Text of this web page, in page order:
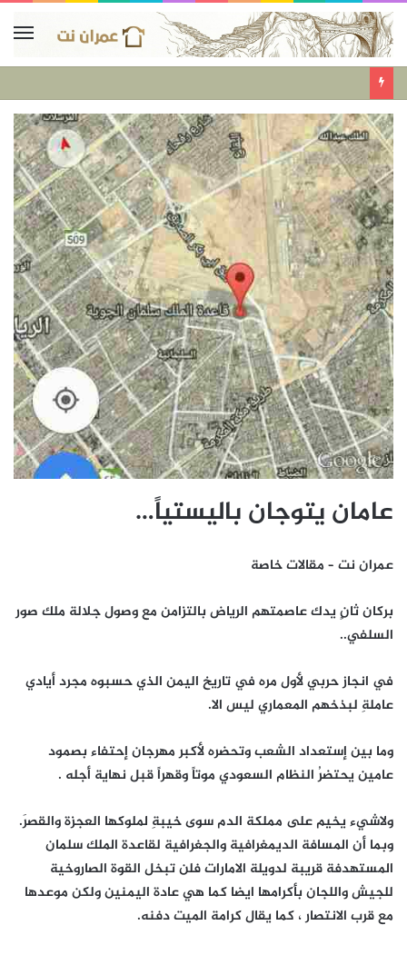
عامان يتوجان باليستياً…
عمران نت – مقالات خاصة
بركان ثانٍ يدك عاصمتهم الرياض بالتزامن مع وصول جلالة ملك صور
السلفي..
في انجاز حربي لأول مره في تاريخ اليمن الذي حسبوه مجرد أيادي
عاملةِ لبذخهم المعماري ليس الا.
وما بين إستعداد الشعب وتحضره لأكبر مهرجان إحتفاء بصمود
عامين يحتضرُ النظام السعودي موتاً وقهراً قبل نهاية أجله .
ولاشيء يخيم على مملكة الدم سوى خيبةِ لملوكها العجزة والقصرَ.
وبما أن المسافة الديمغرافية والجغرافية لقاعدة الملك سلمان
المستهدفة قريبة لدويلة الامارات فلن تبخل القوة الصاروخية
للجيش واللجان بأكرامها ايضا كما هي عادة اليمنين ولكن موعدها
مع قرب الانتصار ، كما يقال كرامة الميت دفنه.